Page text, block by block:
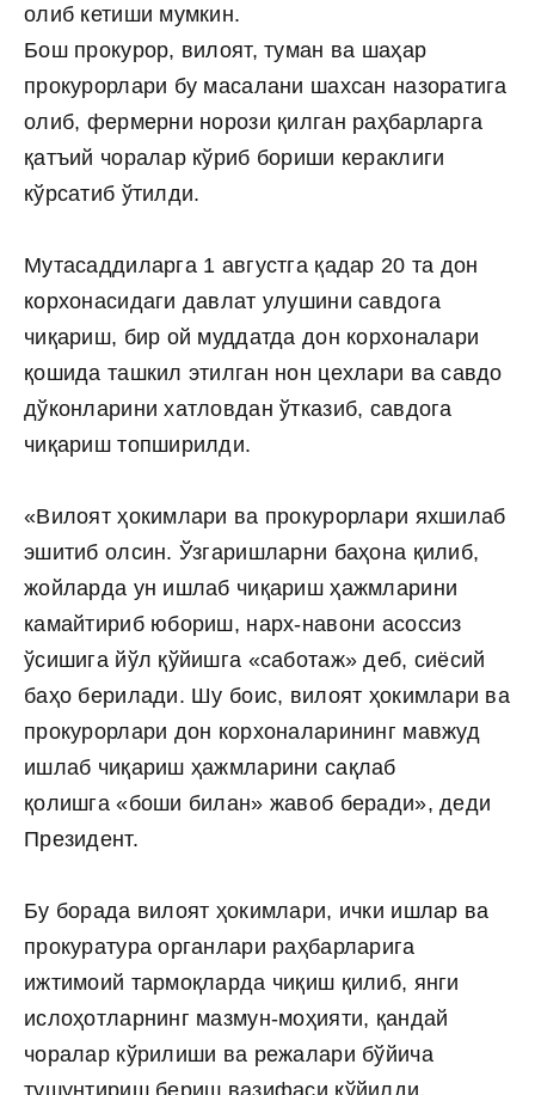
олиб кетиши мумкин.
Бош прокурор, вилоят, туман ва шаҳар
прокурорлари бу масалани шахсан назоратига
олиб, фермерни норози қилган раҳбарларга
қатъий чоралар кўриб бориши кераклиги
кўрсатиб ўтилди.
Мутасаддиларга 1 августга қадар 20 та дон
корхонасидаги давлат улушини савдога
чиқариш, бир ой муддатда дон корхоналари
қошида ташкил этилган нон цехлари ва савдо
дўконларини хатловдан ўтказиб, савдога
чиқариш топширилди.
«Вилоят ҳокимлари ва прокурорлари яхшилаб
эшитиб олсин. Ўзгаришларни баҳона қилиб,
жойларда ун ишлаб чиқариш ҳажмларини
камайтириб юбориш, нарх-навони асоссиз
ўсишига йўл қўйишга «саботаж» деб, сиёсий
баҳо берилади. Шу боис, вилоят ҳокимлари ва
прокурорлари дон корхоналарининг мавжуд
ишлаб чиқариш ҳажмларини сақлаб
қолишга «боши билан» жавоб беради», деди
Президент.
Бу борада вилоят ҳокимлари, ички ишлар ва
прокуратура органлари раҳбарларига
ижтимоий тармоқларда чиқиш қилиб, янги
ислоҳотларнинг мазмун-моҳияти, қандай
чоралар кўрилиши ва режалари бўйича
тушунтириш бериш вазифаси қўйилди.